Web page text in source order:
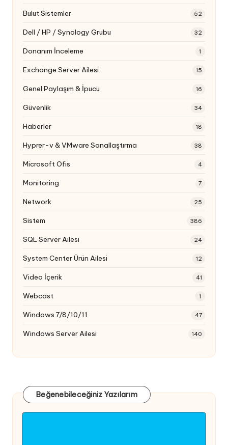
Bulut Sistemler 52
Dell / HP / Synology Grubu 32
Donanım İnceleme 1
Exchange Server Ailesi 15
Genel Paylaşım & İpucu 16
Güvenlik 34
Haberler 18
Hyprer-v & VMware Sanallaştırma 38
Microsoft Ofis 4
Monitoring 7
Network 25
Sistem 386
SQL Server Ailesi 24
System Center Ürün Ailesi 12
Video İçerik 41
Webcast 1
Windows 7/8/10/11 47
Windows Server Ailesi 140
Beğenebileceğiniz Yazılarım